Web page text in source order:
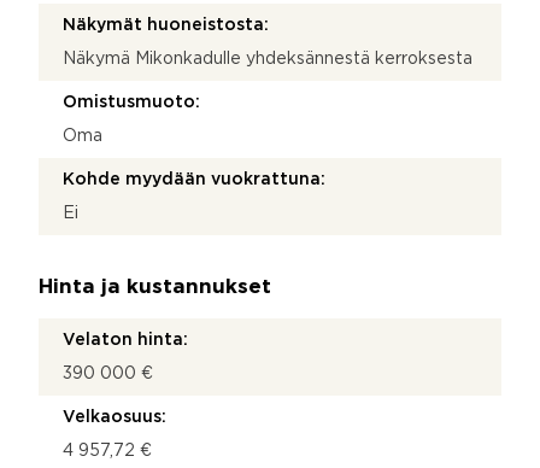
Näkymät huoneistosta:
Näkymä Mikonkadulle yhdeksännestä kerroksesta
Omistusmuoto:
Oma
Kohde myydään vuokrattuna:
Ei
Hinta ja kustannukset
Velaton hinta:
390 000 €
Velkaosuus:
4 957,72 €